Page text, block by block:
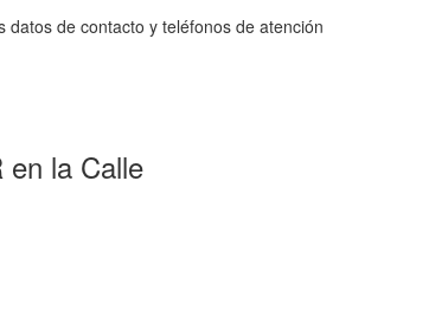
datos de contacto y teléfonos de atención
en la Calle